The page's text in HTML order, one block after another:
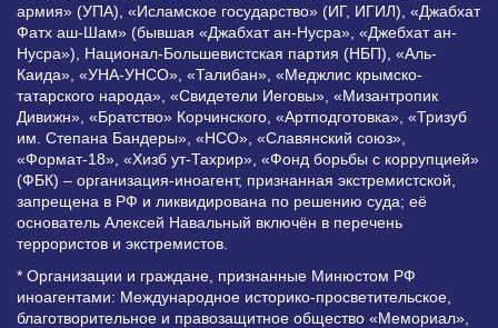
армия» (УПА), «Исламское государство» (ИГ, ИГИЛ), «Джабхат
Фатх аш-Шам» (бывшая «Джабхат ан-Нусра», «Джебхат ан-
Нусра»), Национал-Большевистская партия (НБП), «Аль-
Каида», «УНА-УНСО», «Талибан», «Меджлис крымско-
татарского народа», «Свидетели Иеговы», «Мизантропик
Дивижн», «Братство» Корчинского, «Артподготовка», «Тризуб
им. Степана Бандеры», «НСО», «Славянский союз»,
«Формат-18», «Хизб ут-Тахрир», «Фонд борьбы с коррупцией»
(ФБК) – организация-иноагент, признанная экстремистской,
запрещена в РФ и ликвидирована по решению суда; её
основатель Алексей Навальный включён в перечень
террористов и экстремистов.
* Организации и граждане, признанные Минюстом РФ
иноагентами: Международное историко-просветительское,
благотворительное и правозащитное общество «Мемориал»,